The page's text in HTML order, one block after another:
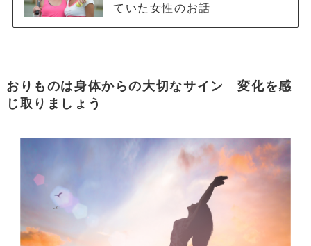
ていた女性のお話
おりものは身体からの大切なサイン 変化を感
じ取りましょう